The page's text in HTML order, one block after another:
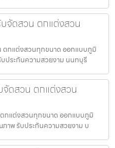
จัดสวน ตกแต่งสวน
ตกแต่งสวนทุกขนาด ออกแบบภูมิ
ประกันความสวยงาม นนทบุรี
ดสวน ตกแต่งสวน
กแต่งสวนทุกขนาด ออกแบบภูมิ
าพ รับประกันความสวยงาม บ